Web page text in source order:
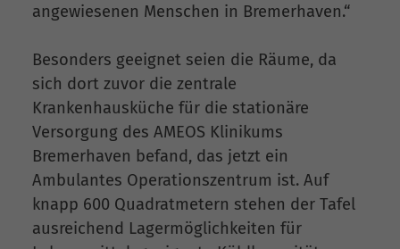
angewiesenen Menschen in Bremerhaven.“
Besonders geeignet seien die Räume, da
sich dort zuvor die zentrale
Krankenhausküche für die stationäre
Versorgung des AMEOS Klinikums
Bremerhaven befand, das jetzt ein
Ambulantes Operationszentrum ist. Auf
knapp 600 Quadratmetern stehen der Tafel
ausreichend Lagermöglichkeiten für